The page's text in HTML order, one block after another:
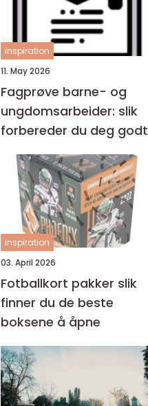
inspiration
11. May 2026
Fagprøve barne- og
ungdomsarbeider: slik
forbereder du deg godt
inspiration
03. April 2026
Fotballkort pakker slik
finner du de beste
boksene å åpne